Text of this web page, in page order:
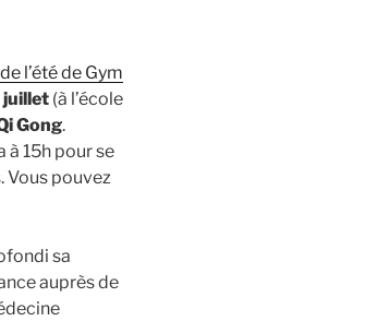
l’été de Gym
juillet(à l’école
Gong.
à 15h pour se
Vous pouvez
sa
auprès de